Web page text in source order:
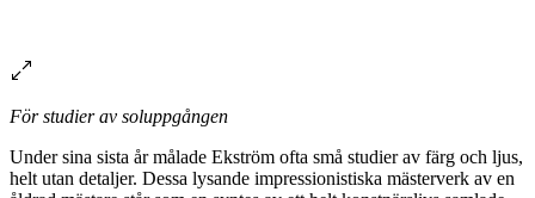
För studier av soluppgången
Under sina sista år målade Ekström ofta små studier av färg och ljus,
helt utan detaljer. Dessa lysande impressionistiska mästerverk av en